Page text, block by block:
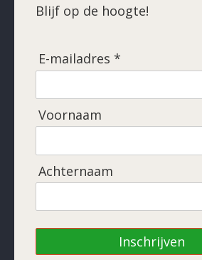
Blijf op de hoogte!
E-mailadres *
Voornaam
Achternaam
Inschrijven